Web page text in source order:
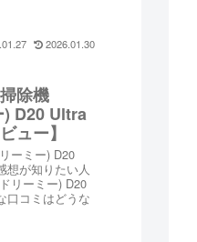
2026.01.30
除機
) D20 Ultra
ュー】
ーミー) D20
想が知りたい人
リーミー) D20
口コミはどうな